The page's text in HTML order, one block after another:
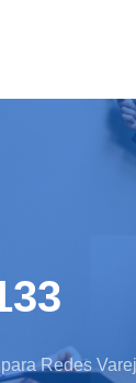
Redes